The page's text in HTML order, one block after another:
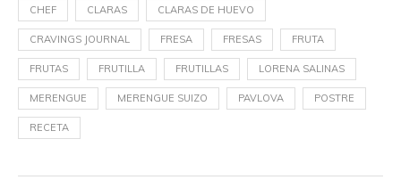
CHEF CLARAS CLARAS DE HUEVO
CRAVINGS JOURNAL FRESA FRESAS FRUTA
FRUTAS FRUTILLA FRUTILLAS LORENA SALINAS
MERENGUE MERENGUE SUIZO PAVLOVA POSTRE
RECETA